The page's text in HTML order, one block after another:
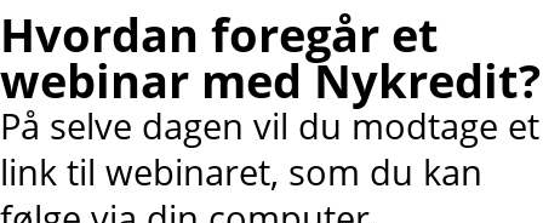
Hvordan foregår et
webinar med Nykredit?
På selve dagen vil du modtage et
link til webinaret, som du kan